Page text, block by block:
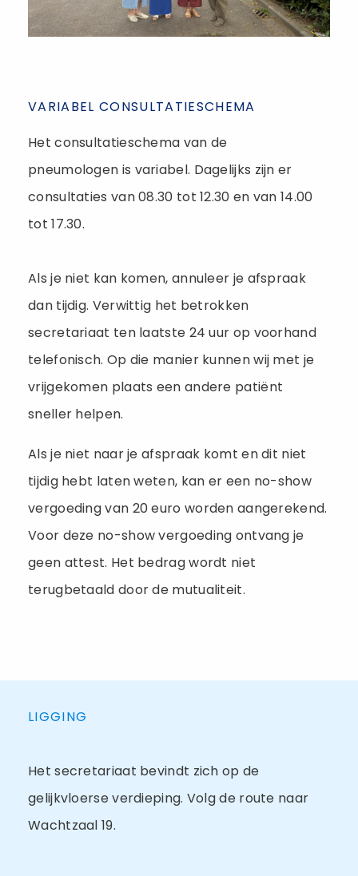
VARIABEL CONSULTATIESCHEMA
Het consultatieschema van de
pneumologen is variabel. Dagelijks zijn er
consultaties van 08.30 tot 12.30 en van 14.00
tot 17.30.
Als je niet kan komen, annuleer je afspraak
dan tijdig. Verwittig het betrokken
secretariaat ten laatste 24 uur op voorhand
telefonisch. Op die manier kunnen wij met je
vrijgekomen plaats een andere patiënt
sneller helpen.
Als je niet naar je afspraak komt en dit niet
tijdig hebt laten weten, kan er een no-show
vergoeding van 20 euro worden aangerekend.
Voor deze no-show vergoeding ontvang je
geen attest. Het bedrag wordt niet
terugbetaald door de mutualiteit.
LIGGING
Het secretariaat bevindt zich op de
gelijkvloerse verdieping. Volg de route naar
Wachtzaal 19.